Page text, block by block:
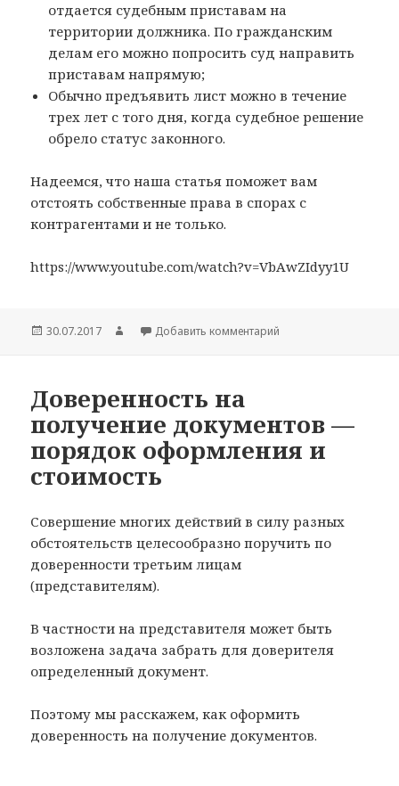
отдается судебным приставам на
территории должника. По гражданским
делам его можно попросить суд направить
приставам напрямую;
Обычно предъявить лист можно в течение
трех лет с того дня, когда судебное решение
обрело статус законного.
Надеемся, что наша статья поможет вам
отстоять собственные права в спорах с
контрагентами и не только.
https://www.youtube.com/watch?v=VbAwZIdyy1U
Опубликовано
30.07.2017 АвторДобавить комментарий
Доверенность на
получение документов —
порядок оформления и
стоимость
Совершение многих действий в силу разных
обстоятельств целесообразно поручить по
доверенности третьим лицам
(представителям).
В частности на представителя может быть
возложена задача забрать для доверителя
определенный документ.
Поэтому мы расскажем, как оформить
доверенность на получение документов.